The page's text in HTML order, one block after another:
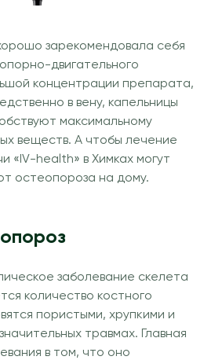
зарекомендовала себя
двигательного
концентрации препарата,
в вену, капельницы
максимальному
веществ. А чтобы лечение
«IV-health» в Химках могут
остеопороза на дому.
заболевание скелета
количество костного
пористыми, хрупкими и
травмах. Главная
в том, что оно